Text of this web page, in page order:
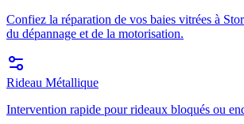
Confiez la réparation de vos baies vitrées à
du dépannage et de la motorisation.
Rideau Métallique
Intervention rapide pour rideaux bloqués ou